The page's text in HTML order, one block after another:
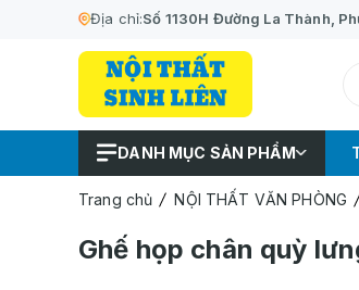
Địa chỉ:Số 1130H Đường La Thành,
DANH MỤC SẢN PHẨM
Trang chủ NỘI THẤT VĂN PHÒNG
Ghế họp chân quỳ